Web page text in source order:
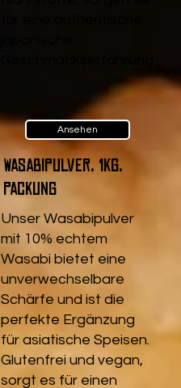
Ansehen
Wasabipulver, 1kg,
Packung
Unser Wasabipulver
mit 10% echtem
Wasabi bietet eine
unverwechselbare
Schärfe und ist die
perfekte Ergänzung
für asiatische Speisen.
Glutenfrei und vegan,
sorgt es für einen